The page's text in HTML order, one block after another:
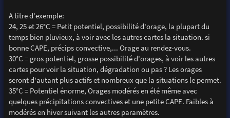
A titre d'exemple:
24, 25 et 26°C = Petit potentiel, possibilité d'orage, la plupart du
temps bien pluvieux, à voir avec les autres cartes la situation. si
bonne CAPE, précips convective,... Orage au rendez-vous.
30°C = gros potentiel, grosse possibilité d'orages, à voir les autres
cartes pour voir la situation, dégradation ou pas ? Les orages
seront d'autant plus actifs et nombreux que la situations le permet.
35°C = Potentiel énorme, Orages modérés en été même avec
quelques précipitations convectives et une petite CAPE. Faibles à
modérés en hiver suivant les autres paramètres.